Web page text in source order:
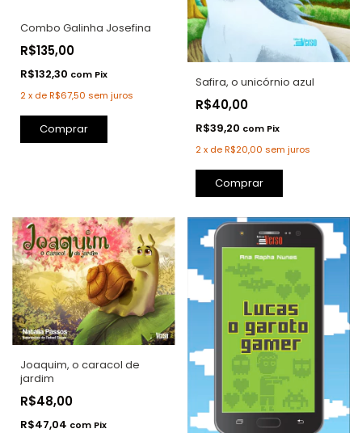
Combo Galinha Josefina
R$135,00
R$132,30 com Pix
2x deR$67,50 sem juros
Comprar
Safira, o unicórnio azul
R$40,00
R$39,20 com Pix
2 x deR$20,00 sem juros
Comprar
Joaquim, o caracol de
jardim
R$48,00
R$47,04 com Pix